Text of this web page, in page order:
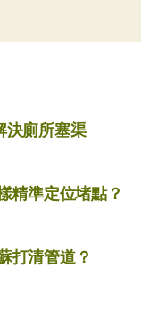
決廁所塞渠
精準定位堵點？
打清管道？